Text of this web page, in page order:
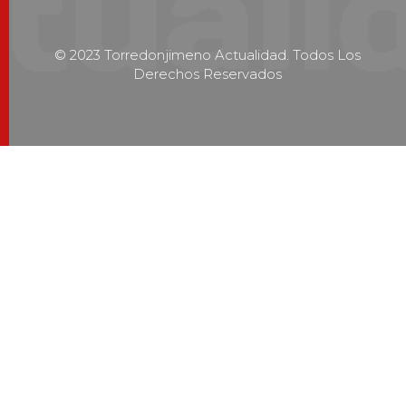
© 2023 Torredonjimeno Actualidad. Todos Los
Derechos Reservados